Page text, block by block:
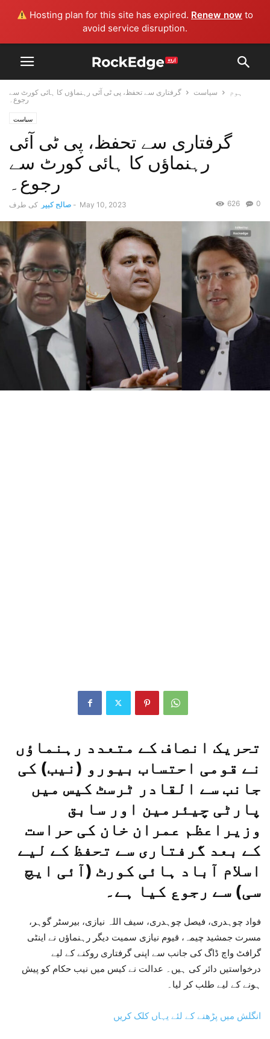
Hosting plan for this site has expired. Renew now to
avoid service disruption.
ہوم سیاست
گرفتاری سے تحفظ، پی ٹی آئی رہنماؤں کا ہائی کورٹ سے
رجوع۔
سیاست
گرفتاری سے تحفظ، پی ٹی آئی
رہنماؤں کا ہائی کورٹ سے
رجوع۔
کی طرف صالح کبیر - May 10, 2023 0
626
تحریک انصاف کے متعدد رہنماؤں
نے قومی احتساب بیورو (نیب) کی
جانب سے القادر ٹرسٹ کیس میں
پارٹی چیئرمین اور سابق
وزیراعظم عمران خان کی حراست
کے بعد گرفتاری سے تحفظ کے لیے
اسلام آباد ہائی کورٹ (آئی ایچ
سی) سے رجوع کیا ہے۔
فواد چوہدری، فیصل چوہدری، سیف اللہ نیازی، بیرسٹر گوہر،
مسرت جمشید چیمہ، قیوم نیازی سمیت دیگر رہنماؤں نے اینٹی
گرافٹ واچ ڈاگ کی جانب سے اپنی گرفتاری روکنے کے لیے
درخواستیں دائر کی ہیں۔ عدالت نے کیس میں نیب حکام کو پیش
ہونے کے لیے طلب کر لیا۔
انگلش میں پڑھنے کے لئے یہاں کلک کریں